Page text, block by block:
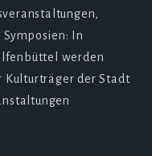
In
werden
der Stadt